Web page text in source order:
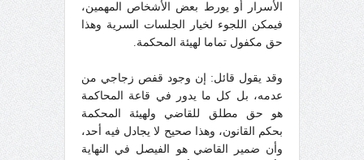
الأسرار أو يورط بعض الأشخاص المهمين،
فيمكن اللجوء لخيار الجلسات السرية وهذا
حق مكفول تماما لهيئة المحكمة.
وقد يقول قائل: إن وجود قفص زجاجي من
عدمه، بل كل ما يدور في قاعة المحاكمة
هو حق مطلق للقاضي ولهيئة المحكمة
بحكم القانون، وهذا صحيح لا يجادل فيه أحد،
وأن ضمير القاضي هو الفيصل في النهاية